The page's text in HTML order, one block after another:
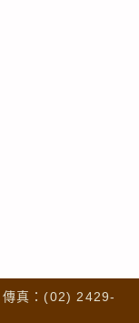
真：(02) 2429-